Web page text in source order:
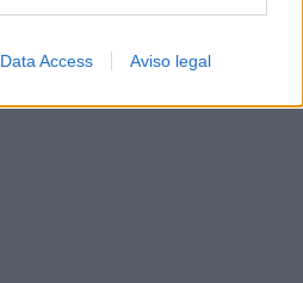
Data Access Aviso legal